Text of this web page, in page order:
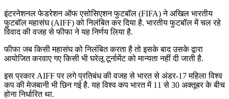
इंटरनेशनल फेडरेशन ऑफ एसोसिएशन फुटबॉल (FIFA) ने अखिल भारतीय
फुटबॉल महासंघ (AIFF) को निलंबित कर दिया है. भारतीय फुटबॉल में चल रहे
विवाद की वजह से फीफा ने यह निर्णय लिया है.
फीफा जब किसी महासंघ को निलंबित करता है तो इसके बाद उसके द्वारा
आयोजित करवाए गए किसी भी घरेलू टूर्नामेंट को मान्यता नहीं दी जाती है.
इस प्रकार AIFF पर लगे प्रतिबंध की वजह से भारत से अंडर-17 महिला विश्व
कप की मेजबानी भी छिन गई है. यह विश्व कप भारत में 11 से 30 अक्तूबर के बीच
होना निर्धारित था.